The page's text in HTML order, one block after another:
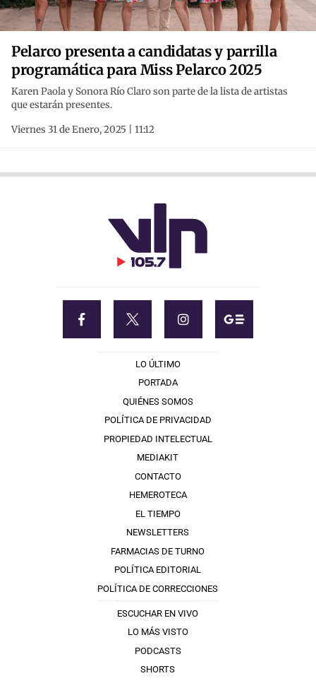
Pelarco presenta a candidatas y parrilla
programática para Miss Pelarco 2025
Karen Paola y Sonora Río Claro son parte de la lista de artistas
que estarán presentes.
Viernes 31 de Enero, 2025 | 11:12
LO ÚLTIMO
PORTADA
QUIÉNES SOMOS
POLÍTICA DE PRIVACIDAD
PROPIEDAD INTELECTUAL
MEDIAKIT
CONTACTO
HEMEROTECA
EL TIEMPO
NEWSLETTERS
FARMACIAS DE TURNO
POLÍTICA EDITORIAL
POLÍTICA DE CORRECCIONES
ESCUCHAR EN VIVO
LO MÁS VISTO
PODCASTS
SHORTS